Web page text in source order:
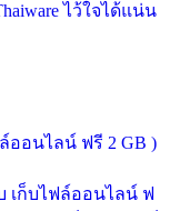
ไว้ใจได้แน่น
ออนไลน์ ฟรี 2 GB )
เก็บไฟล์ออนไลน์ ฟ